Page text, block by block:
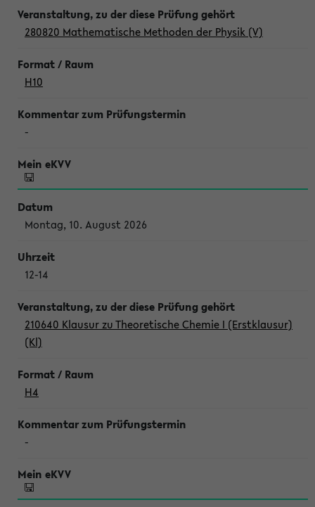
280820 Mathematische Methoden der Physik (V)
H10
-
Montag, 10. August 2026
12-14
210640 Klausur zu Theoretische Chemie I (Erstklausur)
(Kl)
H4
-